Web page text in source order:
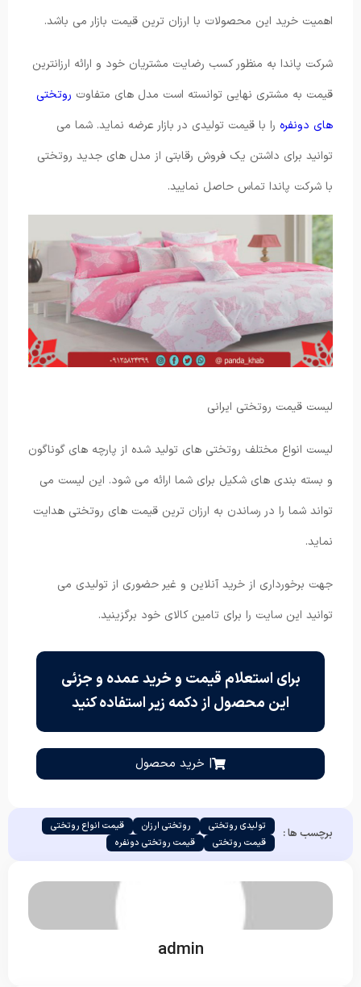
اهمیت خرید این محصولات با ارزان ترین قیمت بازار می باشد.
شرکت پاندا به منظور کسب رضایت مشتریان خود و ارائه ارزانترین
‌قیمت به مشتری نهایی توانسته است مدل های متفاوت روتختی
های دونفره را با قیمت تولیدی در بازار عرضه نماید. شما می
توانید برای داشتن یک فروش رقابتی از مدل های جدید روتختی
با شرکت پاندا تماس حاصل نمایید.
لیست قیمت روتختی ایرانی
لیست انواع مختلف روتختی های تولید شده از پارچه های گوناگون
و بسته بندی های شکیل برای شما ارائه می شود. این لیست می
تواند شما را در رساندن به ارزان ترین قیمت های روتختی هدایت
نماید.
جهت برخورداری از خرید آنلاین و غیر حضوری از تولیدی می
توانید این سایت را برای تامین کالای خود برگزینید.
برای استعلام قیمت و خرید عمده و جزئی
این محصول از دکمه زیر استفاده کنید
| خرید محصول
برچسب ها : تولیدی روتختی روتختی ارزان
قیمت انواع روتختی
قیمت روتختی
قیمت روتختی دونفره
admin